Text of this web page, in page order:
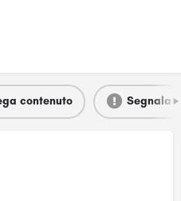
contenuto Segnala